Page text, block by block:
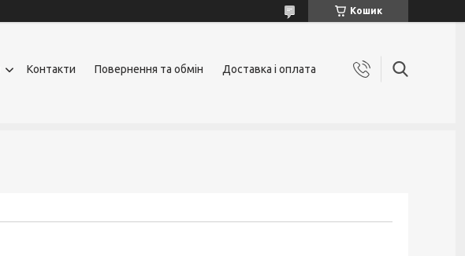
Кошик
Контакти Повернення та обмін Доставка і оплата